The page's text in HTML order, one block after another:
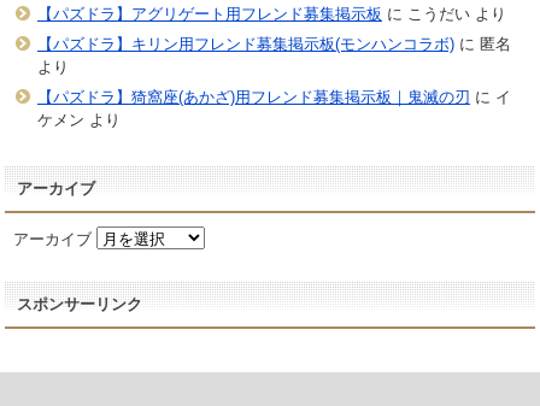
【パズドラ】アグリゲート用フレンド募集掲示板 に こうだいより
【パズドラ】キリン用フレンド募集掲示板(モンハンコラボ)に 匿名
より
【パズドラ】猗窩座(あかざ)用フレンド募集掲示板｜鬼滅の刃 に イ
ケメン より
アーカイブ
アーカイブ
スポンサーリンク